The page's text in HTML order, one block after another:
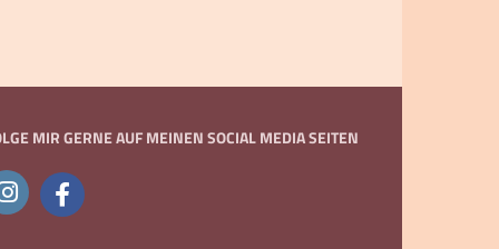
MIR GERNE AUF MEINEN SOCIAL MEDIA SEITEN